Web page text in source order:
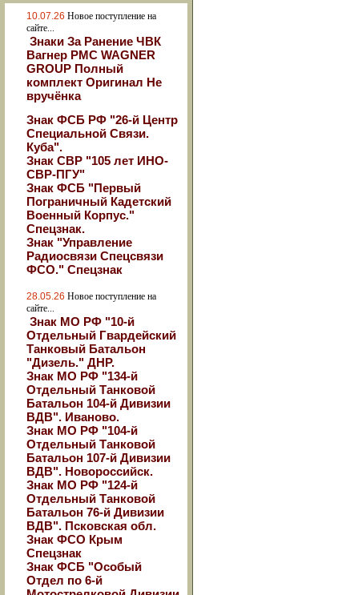
10.07.26 Новое поступление на
сайте...
Знаки За Ранение ЧВК
Вагнер РМС WAGNER
GROUP Полный
комплект Оригинал Не
вручёнка
Знак ФСБ РФ "26-й Центр
Специальной Связи.
Куба".
Знак СВР "105 лет ИНО-
СВР-ПГУ"
Знак ФСБ "Первый
Пограничный Кадетский
Военный Корпус."
Спецзнак.
Знак "Управление
Радиосвязи Спецсвязи
ФСО." Спецзнак
28.05.26 Новое поступление на
сайте...
Знак МО РФ "10-й
Отдельный Гвардейский
Танковый Батальон
"Дизель." ДНР.
Знак МО РФ "134-й
Отдельный Танковой
Батальон 104-й Дивизии
ВДВ". Иваново.
Знак МО РФ "104-й
Отдельный Танковой
Батальон 107-й Дивизии
ВДВ". Новороссийск.
Знак МО РФ "124-й
Отдельный Танковой
Батальон 76-й Дивизии
ВДВ". Псковская обл.
Знак ФСО Крым
Спецзнак
Знак ФСБ "Особый
Отдел по 6-й